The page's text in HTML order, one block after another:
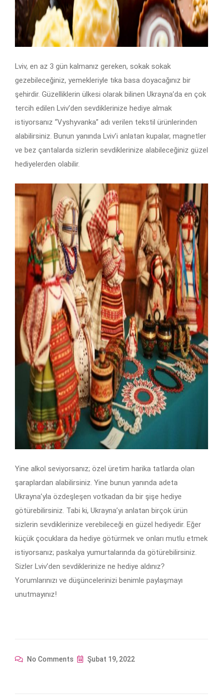
Lviv, en az 3 gün kalmanız gereken, sokak sokak
gezebileceğiniz, yemekleriyle tıka basa doyacağınız bir
şehirdir. Güzelliklerin ülkesi olarak bilinen Ukrayna’da en çok
tercih edilen Lviv’den sevdiklerinize hediye almak
istiyorsanız “Vyshyvanka” adı verilen tekstil ürünlerinden
alabilirsiniz. Bunun yanında Lviv’i anlatan kupalar, magnetler
ve bez çantalarda sizlerin sevdiklerinize alabileceğiniz güzel
hediyelerden olabilir.
Yine alkol seviyorsanız; özel üretim harika tatlarda olan
şaraplardan alabilirsiniz. Yine bunun yanında adeta
Ukrayna’yla özdeşleşen votkadan da bir şişe hediye
götürebilirsiniz. Tabi ki, Ukrayna’yı anlatan birçok ürün
sizlerin sevdiklerinize verebileceği en güzel hediyedir. Eğer
küçük çocuklara da hediye götürmek ve onları mutlu etmek
istiyorsanız; paskalya yumurtalarında da götürebilirsiniz.
Sizler Lviv’den sevdiklerinize ne hediye aldınız?
Yorumlarınızı ve düşüncelerinizi benimle paylaşmayı
unutmayınız!
No Comments Şubat 19, 2022